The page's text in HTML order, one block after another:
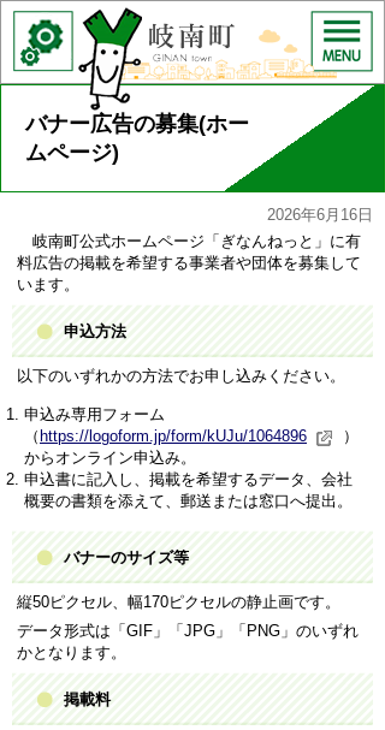
バナー広告の募集(ホー
ムページ)
2026年6月16日
岐南町公式ホームページ「ぎなんねっと」に有
料広告の掲載を希望する事業者や団体を募集して
います。
申込方法
以下のいずれかの方法でお申し込みください。
申込み専用フォーム
（ https://logoform.jp/form/kUJu/1064896
）
からオンライン申込み。
申込書に記入し、掲載を希望するデータ、会社
概要の書類を添えて、郵送または窓口へ提出。
バナーのサイズ等
縦50ピクセル、幅170ピクセルの静止画です。
データ形式は「GIF」「JPG」「PNG」のいずれ
かとなります。
掲載料